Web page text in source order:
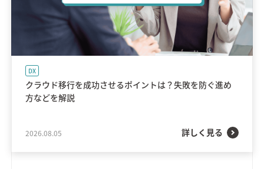
DX
クラウド移行を成功させるポイントは？失敗を防ぐ進め
方などを解説
2026.08.05 詳しく見る